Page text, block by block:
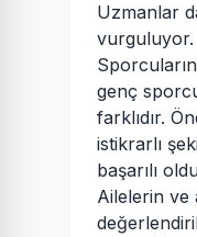
Uzmanlar
vurguluyor.
genç
farklıdır.
istikrarlı
başarılı
Ailelerin ve